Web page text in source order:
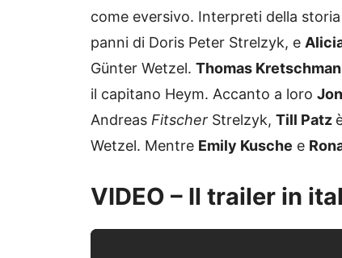
come eversivo. Interpreti della
panni di Doris Peter Strelzyk, e
Günter Wetzel. Thomas
il capitano Heym. Accanto a loro
Andreas Fitscher Strelzyk, Till Patz
Wetzel. Mentre Emily Kusche e
VIDEO – Il trailer in